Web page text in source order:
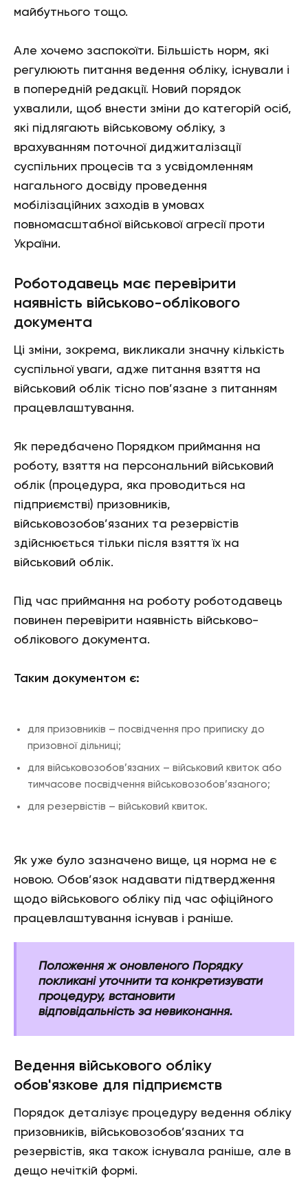
майбутнього тощо.
Але хочемо заспокоїти. Більшість норм, які
регулюють питання ведення обліку, існували і
в попередній редакції. Новий порядок
ухвалили, щоб внести зміни до категорій осіб,
які підлягають військовому обліку, з
врахуванням поточної диджиталізації
суспільних процесів та з усвідомленням
нагального досвіду проведення
мобілізаційних заходів в умовах
повномасштабної військової агресії проти
України.
Роботодавець має перевірити
наявність військово-облікового
документа
Ці зміни, зокрема, викликали значну кількість
суспільної уваги, адже питання взяття на
військовий облік тісно пов’язане з питанням
працевлаштування.
Як передбачено Порядком приймання на
роботу, взяття на персональний військовий
облік (процедура, яка проводиться на
підприємстві) призовників,
військовозобов’язаних та резервістів
здійснюється тільки після взяття їх на
військовий облік.
Під час приймання на роботу роботодавець
повинен перевірити наявність військово-
облікового документа.
Таким документом є:
для призовників – посвідчення про приписку до
призовної дільниці;
для військовозобов’язаних – військовий квиток або
тимчасове посвідчення військовозобов’язаного;
для резервістів – військовий квиток.
Як уже було зазначено вище, ця норма не є
новою. Обов’язок надавати підтвердження
щодо військового обліку під час офіційного
працевлаштування існував і раніше.
Положення ж оновленого Порядку
покликані уточнити та конкретизувати
процедуру, встановити
відповідальність за невиконання.
Ведення військового обліку
обов'язкове для підприємств
Порядок деталізує процедуру ведення обліку
призовників, військовозобов’язаних та
резервістів, яка також існувала раніше, але в
дещо нечіткій формі.